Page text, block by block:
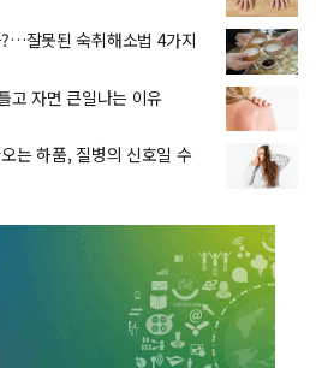
잘못된 숙취해소법 4가지
자면 큰일나는 이유
는 하품, 질병의 신호일 수